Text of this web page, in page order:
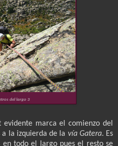
del largo 3
evidente marca el comienzo del
la izquierda de la vía Gatera. Es
en todo el largo pues el resto se